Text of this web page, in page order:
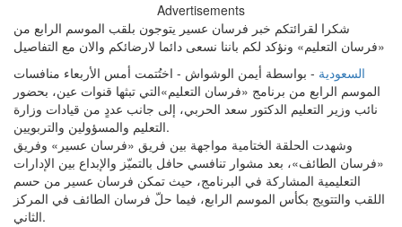
Advertisements
شكرا لقرائتكم خبر فرسان عسير يتوجون بلقب الموسم الرابع من
«فرسان التعليم» ونؤكد لكم باننا نسعى دائما لارضائكم والان مع التفاصيل
السعودية - بواسطة أيمن الوشواش - اختُتمت أمس الأربعاء منافسات
الموسم الرابع من برنامج «فرسان التعليم»التي تبثها قنوات عين، بحضور
نائب وزير التعليم الدكتور سعد الحربي، إلى جانب عددٍ من قيادات وزارة
التعليم والمسؤولين والتربويين.
وشهدت الحلقة الختامية مواجهة بين فريق «فرسان عسير» وفريق
«فرسان الطائف»، بعد مشوار تنافسي حافل بالتميّز والإبداع بين الإدارات
التعليمية المشاركة في البرنامج، حيث تمكن فرسان عسير من حسم
اللقب والتتويج بكأس الموسم الرابع، فيما حلّ فرسان الطائف في المركز
الثاني.